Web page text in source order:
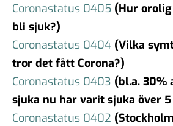
Coronastatus 0405 (Hur
bli sjuk?)
Coronastatus 0404 (Vilka
tror det fått Corona?)
Coronastatus 0403 (bl.a. 30%
sjuka nu har varit sjuka över
Coronastatus 0402